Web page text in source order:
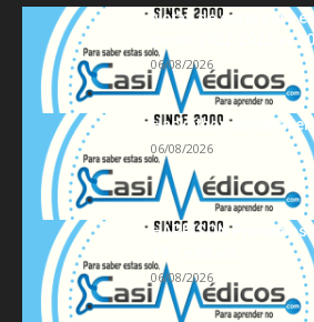
Notas de corte para
curso 2022/2023 vs
06/08/2026
Hackathon
06/08/2026
HARRISON
06/08/2026